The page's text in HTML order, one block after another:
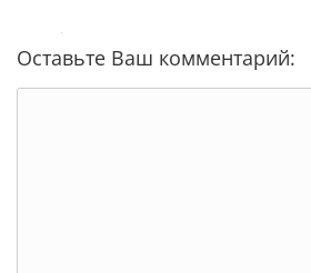
Оставьте Ваш комментарий: